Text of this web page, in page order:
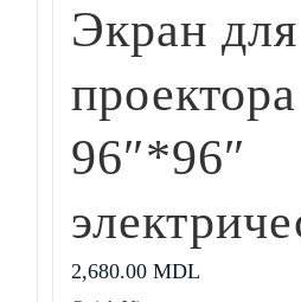
Экран для
проектора
96″*96″
2,680.00MDL